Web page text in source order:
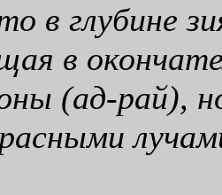
в глубине
в
(ад-рай),